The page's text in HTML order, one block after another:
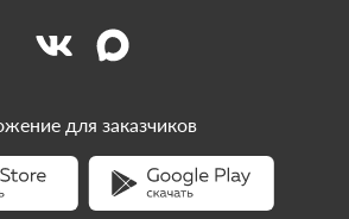
для заказчиков